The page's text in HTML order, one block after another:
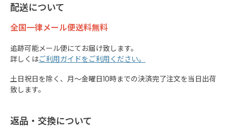
配送について
全国一律メール便送料無料
追跡可能メール便にてお届け致します。
詳しくはご利用ガイドをご利用ください。
土日祝日を除く、月～金曜日10時までの決済完了注文を当日出荷
致します。
返品・交換について